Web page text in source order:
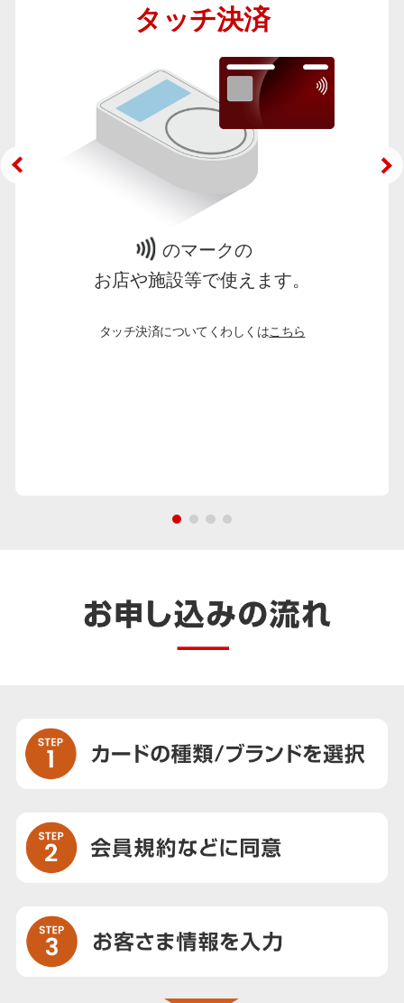
タッチ決済
のマークの
お店や施設等で使えます。
タッチ決済についてくわしくはこちら